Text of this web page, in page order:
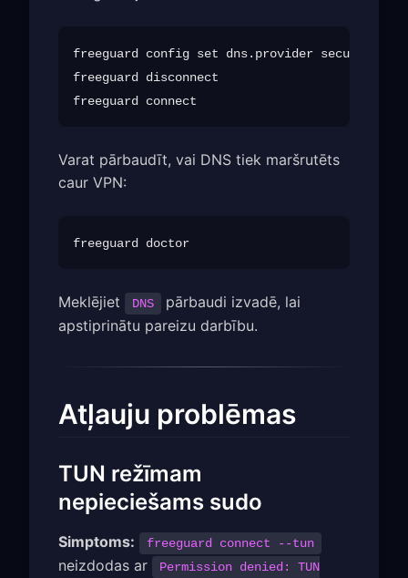
freeguard config set dns.provider secure
freeguard disconnect
Varat pārbaudīt, vai DNS tiek maršrutēts
caur VPN:
Meklējiet DNS
pārbaudi izvadē, lai
apstiprinātu pareizu darbību.
Atļauju problēmas
TUN režīmam
nepieciešams sudo
Simptoms: freeguard connect --tun
neizdodas ar
Permission denied: TUN